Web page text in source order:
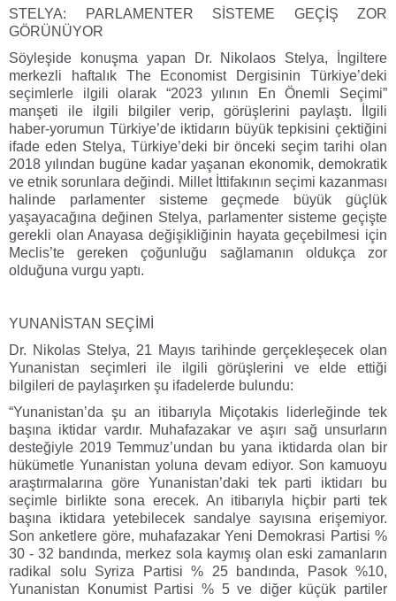
STELYA: PARLAMENTER SİSTEME GEÇİŞ ZOR
GÖRÜNÜYOR
Söyleşide konuşma yapan Dr. Nikolaos Stelya, İngiltere
merkezli haftalık The Economist Dergisinin Türkiye’deki
seçimlerle ilgili olarak “2023 yılının En Önemli Seçimi”
manşeti ile ilgili bilgiler verip, görüşlerini paylaştı. İlgili
haber-yorumun Türkiye’de iktidarın büyük tepkisini çektiğini
ifade eden Stelya, Türkiye’deki bir önceki seçim tarihi olan
2018 yılından bugüne kadar yaşanan ekonomik, demokratik
ve etnik sorunlara değindi. Millet İttifakının seçimi kazanması
halinde parlamenter sisteme geçmede büyük güçlük
yaşayacağına değinen Stelya, parlamenter sisteme geçişte
gerekli olan Anayasa değişikliğinin hayata geçebilmesi için
Meclis’te gereken çoğunluğu sağlamanın oldukça zor
olduğuna vurgu yaptı.
YUNANİSTAN SEÇİMİ
Dr. Nikolas Stelya, 21 Mayıs tarihinde gerçekleşecek olan
Yunanistan seçimleri ile ilgili görüşlerini ve elde ettiği
bilgileri de paylaşırken şu ifadelerde bulundu:
“Yunanistan’da şu an itibarıyla Miçotakis liderleğinde tek
başına iktidar vardır. Muhafazakar ve aşırı sağ unsurların
desteğiyle 2019 Temmuz’undan bu yana iktidarda olan bir
hükümetle Yunanistan yoluna devam ediyor. Son kamuoyu
araştırmalarına göre Yunanistan’daki tek parti iktidarı bu
seçimle birlikte sona erecek. An itibarıyla hiçbir parti tek
başına iktidara yetebilecek sandalye sayısına erişemiyor.
Son anketlere göre, muhafazakar Yeni Demokrasi Partisi %
30 - 32 bandında, merkez sola kaymış olan eski zamanların
radikal solu Syriza Partisi % 25 bandında, Pasok %10,
Yunanistan Konumist Partisi % 5 ve diğer küçük partiler